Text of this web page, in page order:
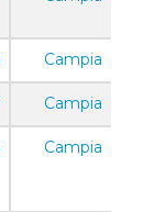
Campia
Campia
Campia